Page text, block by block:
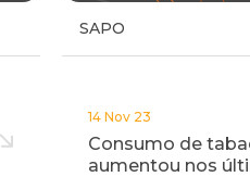
SAPO
14 Nov 23
Consumo de
aumentou nos